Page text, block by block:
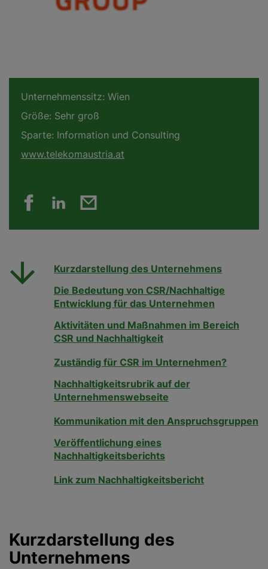
Unternehmenssitz: Wien
Größe: Sehr groß
Sparte: Information und Consulting
www.telekomaustria.at
Kurzdarstellung des Unternehmens
Die Bedeutung von CSR/Nachhaltige
Entwicklung für das Unternehmen
Aktivitäten und Maßnahmen im Bereich
CSR und Nachhaltigkeit
Zuständig für CSR im Unternehmen?
Nachhaltigkeitsrubrik auf der
Unternehmenswebseite
Kommunikation mit den Anspruchsgruppen
Veröffentlichung eines
Nachhaltigkeitsberichts
Link zum Nachhaltigkeitsbericht
Kurzdarstellung des
Unternehmens